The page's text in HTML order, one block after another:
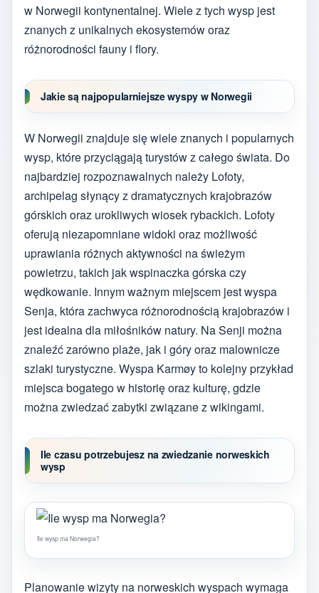
w Norwegii kontynentalnej. Wiele z tych wysp jest
znanych z unikalnych ekosystemów oraz
różnorodności fauny i flory.
Jakie są najpopularniejsze wyspy w Norwegii
W Norwegii znajduje się wiele znanych i popularnych
wysp, które przyciągają turystów z całego świata. Do
najbardziej rozpoznawalnych należy Lofoty,
archipelag słynący z dramatycznych krajobrazów
górskich oraz urokliwych wiosek rybackich. Lofoty
oferują niezapomniane widoki oraz możliwość
uprawiania różnych aktywności na świeżym
powietrzu, takich jak wspinaczka górska czy
wędkowanie. Innym ważnym miejscem jest wyspa
Senja, która zachwyca różnorodnością krajobrazów i
jest idealna dla miłośników natury. Na Senji można
znaleźć zarówno plaże, jak i góry oraz malownicze
szlaki turystyczne. Wyspa Karmøy to kolejny przykład
miejsca bogatego w historię oraz kulturę, gdzie
można zwiedzać zabytki związane z wikingami.
Ile czasu potrzebujesz na zwiedzanie norweskich
wysp
Ile wysp ma Norwegia?
Planowanie wizyty na norweskich wyspach wymaga